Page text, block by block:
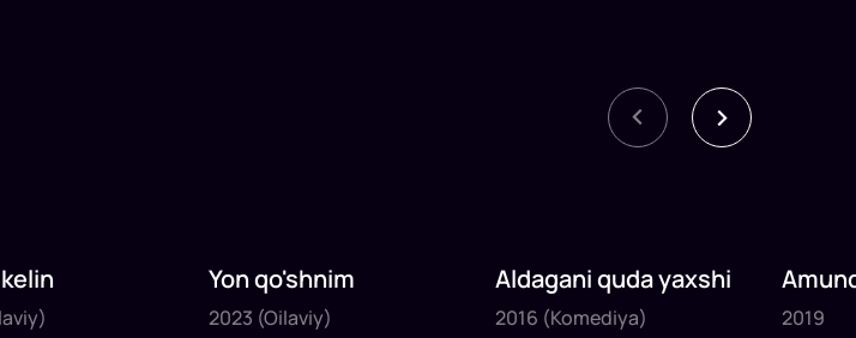
.
2023
1x40daq.
Yon qo'shnim
2023 (Oilaviy)
2016
1x82daq.
Aldagani quda yaxshi
2016 (Komediya)
2019
1x120
2019